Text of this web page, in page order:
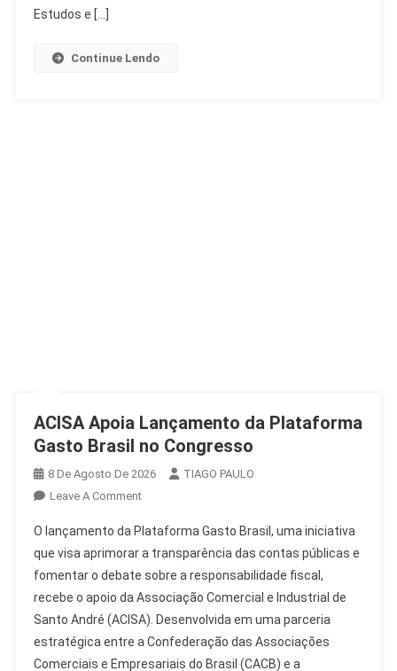
Estudos e […]
Continue Lendo
ACISA Apoia Lançamento da Plataforma
Gasto Brasil no Congresso
8 De Agosto De 2026
TIAGO PAULO
Leave A CommentOn
Apoia
Lançamento
Da
Plataforma
Gasto
Brasil
O lançamento da Plataforma Gasto Brasil, uma iniciativa
que visa aprimorar a transparência das contas públicas e
fomentar o debate sobre a responsabilidade fiscal,
recebe o apoio da Associação Comercial e Industrial de
Santo André (ACISA). Desenvolvida em uma parceria
estratégica entre a Confederação das Associações
Comerciais e Empresariais do Brasil (CACB) e a